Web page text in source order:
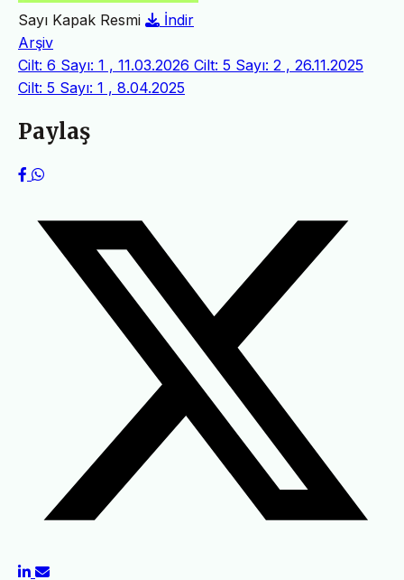
Sayı Kapak Resmi
İndir
Arşiv
Cilt: 6 Sayı: 1 , 11.03.2026 Cilt: 5 Sayı: 2 , 26.11.2025
Cilt: 5 Sayı: 1 , 8.04.2025
Paylaş